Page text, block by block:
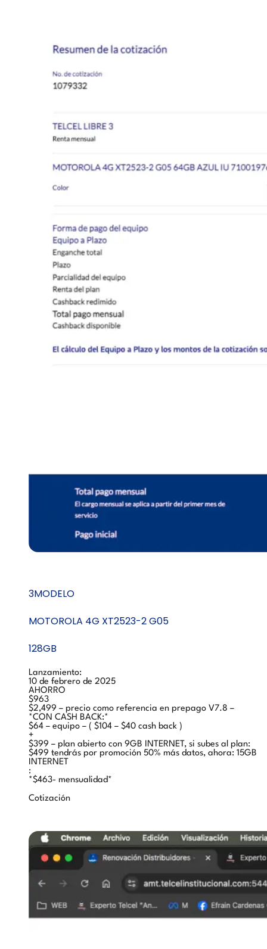
3MODELO
MOTOROLA 4G XT2523-2 G05
128GB
Lanzamiento:
10 de febrero de 2025
AHORRO
$963
$2,499 – precio como referencia en prepago V7.8 –
*CON CASH BACK:*
$64 – equipo – ( $104 – $40 cash back )
+
$399 – plan abierto con 9GB INTERNET, si subes al plan:
$499 tendrás por promoción 50% más datos, ahora: 15GB
INTERNET
:
*$463- mensualidad*
Cotización